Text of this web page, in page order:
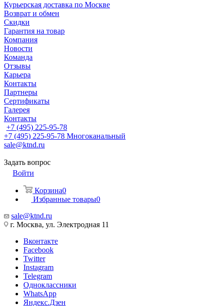
Курьерская доставка по Москве
Возврат и обмен
Скидки
Гарантия на товар
Компания
Новости
Команда
Отзывы
Карьера
Контакты
Партнеры
Сертификаты
Галерея
Контакты
+7 (495) 225-95-78
+7 (495) 225-95-78 Многоканальный
sale@ktnd.ru
Задать вопрос
Войти
Корзина0
Избранные товары0
sale@ktnd.ru
г. Москва, ул. Электродная 11
Вконтакте
Facebook
Twitter
Instagram
Telegram
Одноклассники
WhatsApp
Яндекс.Дзен